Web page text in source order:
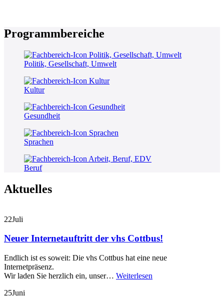
Programmbereiche
Politik, Gesellschaft, Umwelt
Kultur
Gesundheit
Sprachen
Beruf
Aktuelles
22Juli
Neuer Internetauftritt der vhs Cottbus!
Endlich ist es soweit: Die vhs Cottbus hat eine neue
Internetpräsenz.
Wir laden Sie herzlich ein, unser… Weiterlesen
25Juni